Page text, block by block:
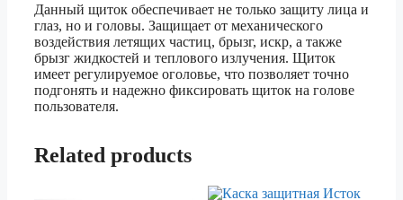
Данный щиток обеспечивает не только защиту лица и
глаз, но и головы. Защищает от механического
воздействия летящих частиц, брызг, искр, а также
брызг жидкостей и теплового излучения. Щиток
имеет регулируемое оголовье, что позволяет точно
подгонять и надежно фиксировать щиток на голове
пользователя.
Related products